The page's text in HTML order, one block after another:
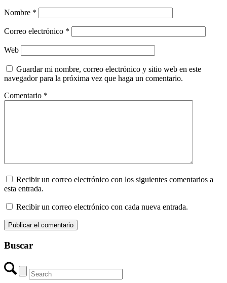
Nombre *
Correo electrónico *
Web
Guardar mi nombre, correo electrónico y sitio web en este
navegador para la próxima vez que haga un comentario.
Comentario *
Recibir un correo electrónico con los siguientes comentarios a
esta entrada.
Recibir un correo electrónico con cada nueva entrada.
Buscar